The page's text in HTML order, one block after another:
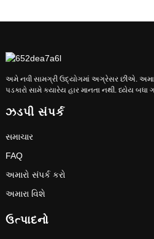
અમે નવી સામગ્રી ઉદ્યોગમાં અગ્રેસર છીએ.
પડકારો સામે ક્યારેય હાર માનતા નથી. ધ્યેય બધા
ઝડપી સંપર્ક
સમાચાર
FAQ
અમારો સંપર્ક કરો
અમારા વિશે
ઉત્પાદનો